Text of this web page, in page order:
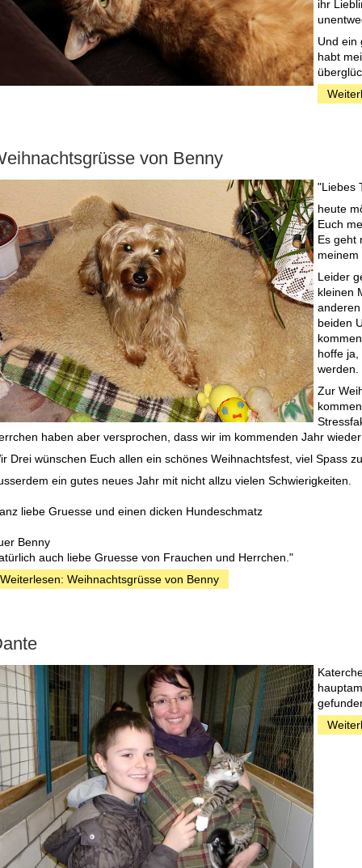
ihr
Und ein
habt
von Benny
"Liebes
heute
Euch
Es geht
Leider
kleinen
beiden
hoffe
werden.
Zur
haben aber versprochen, dass wir im kommenden Jahr
Drei wünschen Euch allen ein schönes Weihnachtsfest, viel Spass
ein gutes neues Jahr mit nicht allzu vielen Schwierigkeiten.
liebe Gruesse und einen dicken Hundeschmatz
Benny
auch liebe Gruesse von Frauchen und Herrchen."
Weiterlesen: Weihnachtsgrüsse von Benny